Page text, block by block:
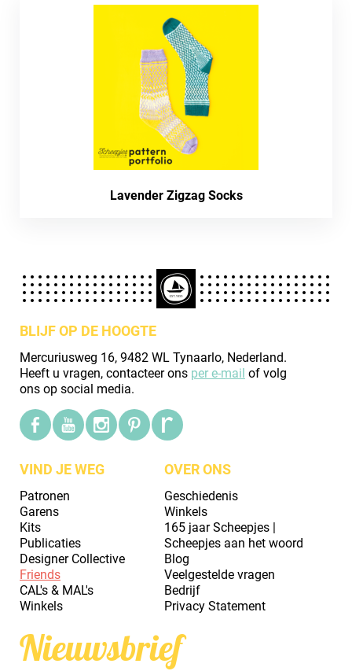
Lavender Zigzag Socks
BLIJF OP DE HOOGTE
Mercuriusweg 16, 9482 WL Tynaarlo, Nederland.
Heeft u vragen, contacteer ons per e-mail of volg
ons op social media.
VIND JE WEG
Patronen
Garens
Kits
Publicaties
Designer Collective
Friends
CAL's & MAL's
Winkels
OVER ONS
Geschiedenis
Winkels
165 jaar Scheepjes |
Scheepjes aan het woord
Blog
Veelgestelde vragen
Bedrijf
Privacy Statement
Nieuwsbrief